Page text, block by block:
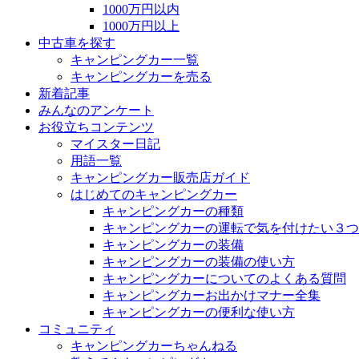
1000万円以内
1000万円以上
中古車を探す
キャンピングカー一覧
キャンピングカーを売る
新着記事
みんなのアンケート
お役立ちコンテンツ
マイスター日記
用語一覧
キャンピングカー販売店ガイド
はじめてのキャンピングカー
キャンピングカーの種類
キャンピングカーの運転で気を付けたい３
キャンピングカーの装備
キャンピングカーの装備の使い方
キャンピングカーについてのよくある質問
キャンピングカーお出かけマナー全集
キャンピングカーの便利な使い方
コミュニティ
キャンピングカーちゃんねる